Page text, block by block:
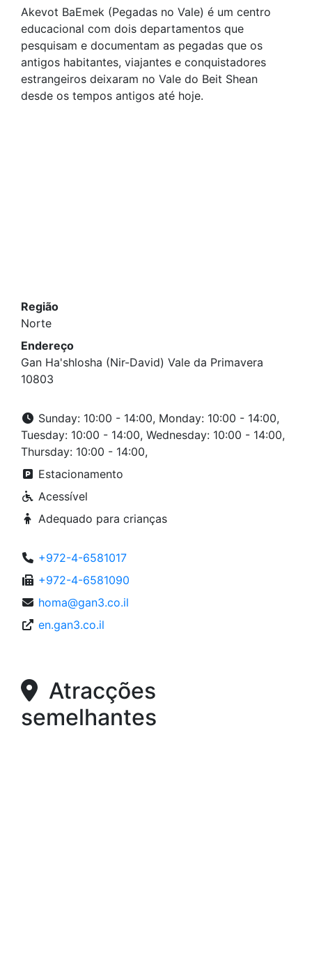
Akevot BaEmek (Pegadas no Vale) é um centro
educacional com dois departamentos que
pesquisam e documentam as pegadas que os
antigos habitantes, viajantes e conquistadores
estrangeiros deixaram no Vale do Beit Shean
desde os tempos antigos até hoje.
Região
Norte
Endereço
Gan Ha'shlosha (Nir-David) Vale da Primavera
10803
Sunday: 10:00 - 14:00, Monday: 10:00 - 14:00,
Tuesday: 10:00 - 14:00, Wednesday: 10:00 - 14:00,
Thursday: 10:00 - 14:00,
Estacionamento
Acessível
Adequado para crianças
+972-4-6581017
+972-4-6581090
homa@gan3.co.il
en.gan3.co.il
Atracções
semelhantes